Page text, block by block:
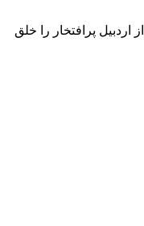
پرافتخار را خلق